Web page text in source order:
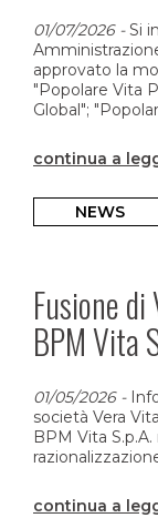
01/07/2026-Si
approvato la
"Popolare Vita
Global";
continua a
NEWS
Fusione
BPM Vita
01/05/2026-
società Vera
BPM Vita
continua a